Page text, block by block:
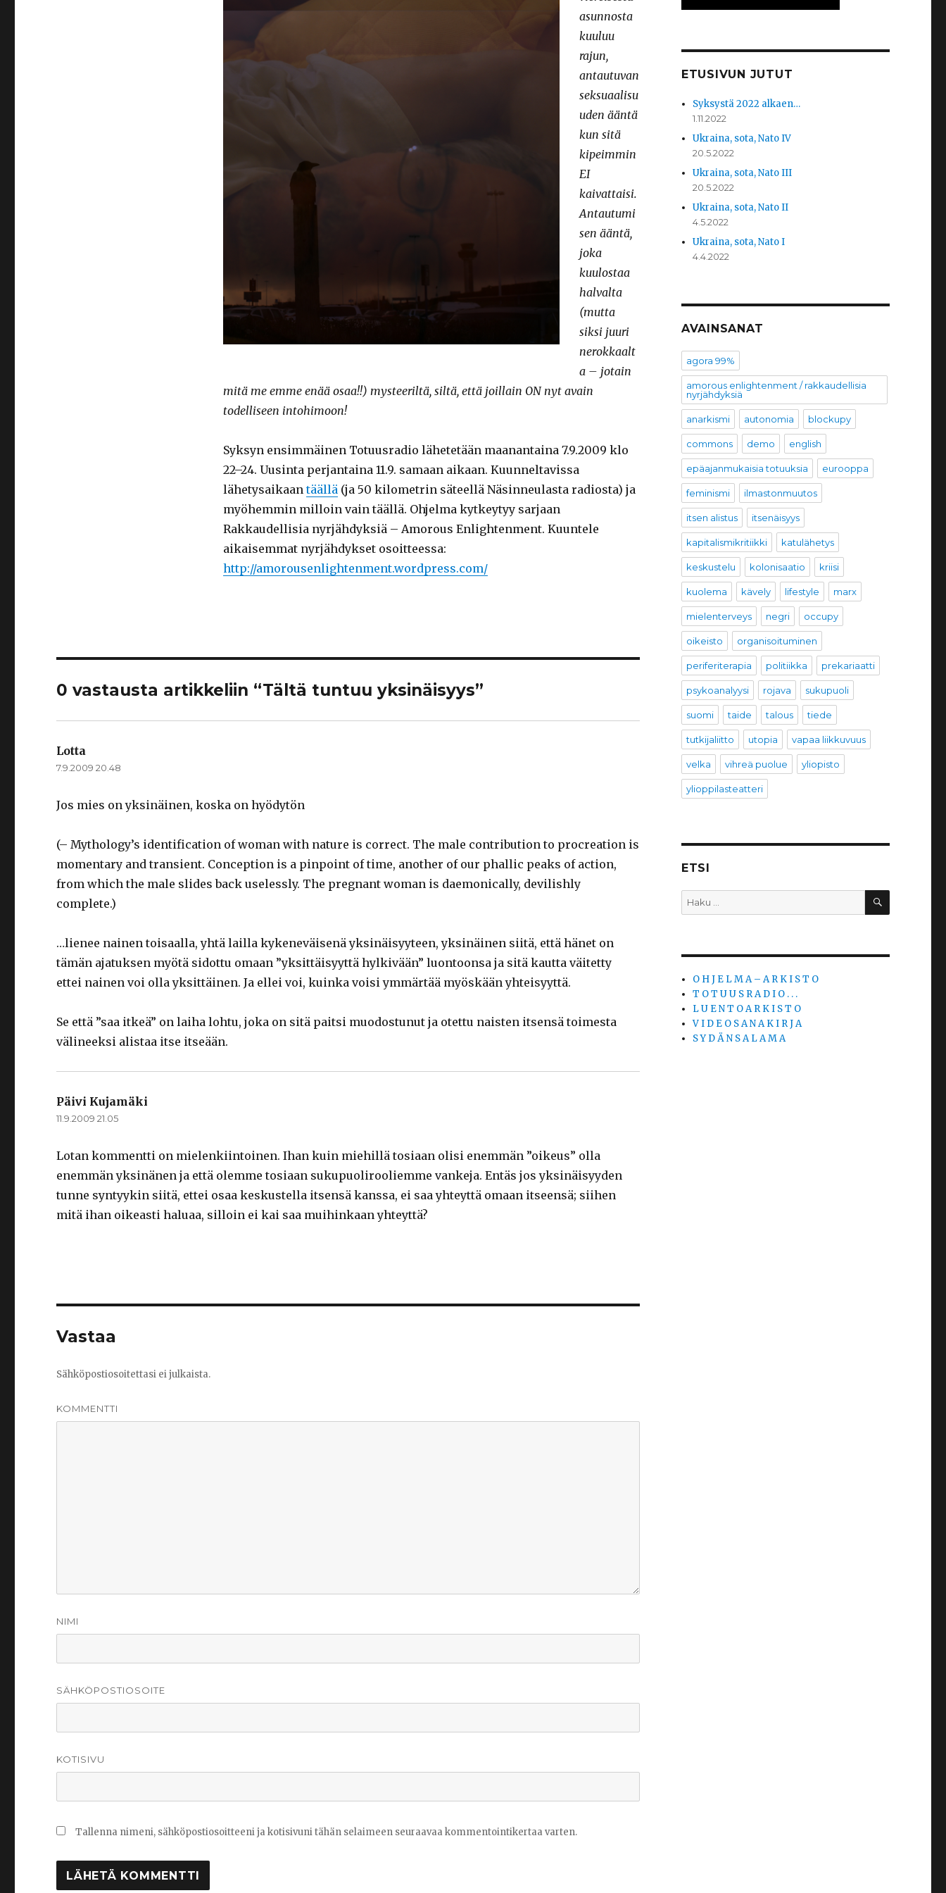
asunnosta
kuuluu
rajun,
antautuvan
seksuaalisu
uden ääntä
kun sitä
kipeimmin
EI
kaivattaisi.
Antautumi
sen ääntä,
joka
kuulostaa
halvalta
(mutta
siksi juuri
nerokkaalt
a – jotain
mitä me emme enää osaa!!) mysteeriltä, siltä, että joillain ON nyt avain
todelliseen intohimoon!
Syksyn ensimmäinen Totuusradio lähetetään maanantaina 7.9.2009 klo
22–24. Uusinta perjantaina 11.9. samaan aikaan. Kuunneltavissa
lähetysaikaantäällä(ja 50 kilometrin säteellä Näsinneulasta radiosta) ja
myöhemmin milloin vain täällä. Ohjelma kytkeytyy sarjaan
Rakkaudellisia nyrjähdyksiä – Amorous Enlightenment. Kuuntele
aikaisemmat nyrjähdykset osoitteessa:
http://amorousenlightenment.wordpress.com/
0 vastausta artikkeliin “Tältä tuntuu yksinäisyys”
Lotta
7.9.2009 20.48
Jos mies on yksinäinen, koska on hyödytön
(– Mythology’s identification of woman with nature is correct. The male contribution to procreation is
momentary and transient. Conception is a pinpoint of time, another of our phallic peaks of action,
from which the male slides back uselessly. The pregnant woman is daemonically, devilishly
complete.)
…lienee nainen toisaalla, yhtä lailla kykeneväisenä yksinäisyyteen, yksinäinen siitä, että hänet on
tämän ajatuksen myötä sidottu omaan ”yksittäisyyttä hylkivään” luontoonsa ja sitä kautta väitetty
ettei nainen voi olla yksittäinen. Ja ellei voi, kuinka voisi ymmärtää myöskään yhteisyyttä.
Se että ”saa itkeä” on laiha lohtu, joka on sitä paitsi muodostunut ja otettu naisten itsensä toimesta
välineeksi alistaa itse itseään.
Päivi Kujamäki
11.9.2009 21.05
Lotan kommentti on mielenkiintoinen. Ihan kuin miehillä tosiaan olisi enemmän ”oikeus” olla
enemmän yksinänen ja että olemme tosiaan sukupuolirooliemme vankeja. Entäs jos yksinäisyyden
tunne syntyykin siitä, ettei osaa keskustella itsensä kanssa, ei saa yhteyttä omaan itseensä; siihen
mitä ihan oikeasti haluaa, silloin ei kai saa muihinkaan yhteyttä?
Vastaa
Sähköpostiosoitettasi ei julkaista.
KOMMENTTI
NIMI
SÄHKÖPOSTIOSOITE
KOTISIVU
Tallenna nimeni, sähköpostiosoitteeni ja kotisivuni tähän selaimeen seuraavaa kommentointikertaa varten.
ETUSIVUN JUTUT
Syksystä 2022 alkaen…
1.11.2022
Ukraina, sota, Nato IV
20.5.2022
Ukraina, sota, Nato III
20.5.2022
Ukraina, sota, Nato II
4.5.2022
Ukraina, sota, Nato I
4.4.2022
AVAINSANAT
agora 99%
amorous enlightenment / rakkaudellisia
nyrjähdyksiä
anarkismi autonomia blockupy
commons demo english
epäajanmukaisia totuuksia eurooppa
feminismi ilmastonmuutos
itsen alistus itsenäisyys
kapitalismikritiikki katulähetys
keskustelu kolonisaatio kriisi
kuolema kävely lifestyle marx
mielenterveys negri occupy
oikeisto organisoituminen
periferiterapia politiikka prekariaatti
psykoanalyysi rojava sukupuoli
suomi taide talous tiede
tutkijaliitto utopia vapaa liikkuvuus
velka vihreä puolue yliopisto
ylioppilasteatteri
ETSI
Etsi: HAKU
O H J E L M A – A R K I S T O
T O T U U S R A D I O . . .
L U E N T O A R K I S T O
V I D E O S A N A K I R J A
S Y D Ä N S A L A M A